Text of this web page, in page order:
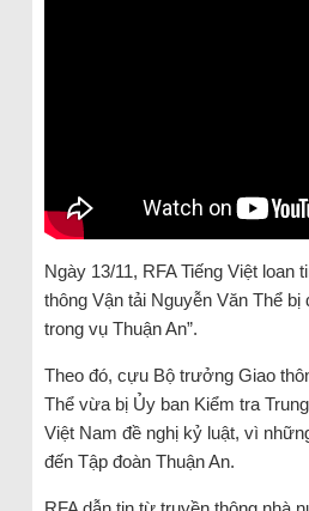
Ngày 13/11, RFA Tiếng Việt loan
thông Vận tải Nguyễn Văn Thể
trong vụ Thuận An”.
Theo đó, cựu Bộ trưởng Giao
Thể vừa bị Ủy ban Kiểm tra
Việt Nam đề nghị kỷ luật, vì
đến Tập đoàn Thuận An.